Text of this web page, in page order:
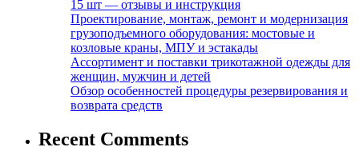
15 шт — отзывы и инструкция
Проектирование, монтаж, ремонт и модернизация
грузоподъемного оборудования: мостовые и
козловые краны, МПУ и эстакады
Ассортимент и поставки трикотажной одежды для
женщин, мужчин и детей
Обзор особенностей процедуры резервирования и
возврата средств
Recent Comments